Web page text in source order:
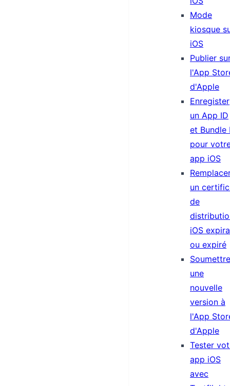
Mode
kiosque
iOS
Publier
l'App
d'Apple
Enregister
un App ID
et Bundle
pour
app iOS
un
de
iOS
ou expiré
Soumettre
une
nouvelle
version à
l'App
d'Apple
Tester
app iOS
avec